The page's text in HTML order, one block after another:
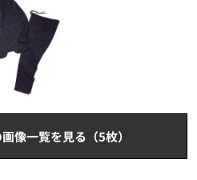
像一覧を見る（5枚）